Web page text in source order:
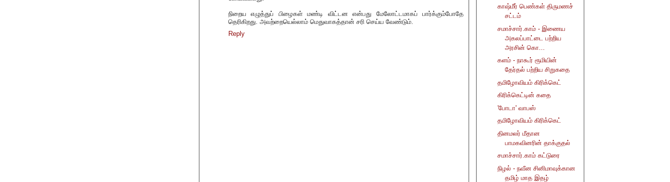
நிறைய எழுத்துப் பிழைகள் மண்டி விட்டன என்பது மேலோட்டமாகப் பார்க்கும்போதே
தெரிகிறது. அவற்றையெல்லாம் மெதுவாகத்தான் சரி செய்ய வேண்டும்.
Reply
காஷ்மீர் பெண்கள் திருமணச்
சட்டம்
சமாச்சார்.காம் - இணைய
அகலப்பாட்டை பற்றிய
அரசின் கொ...
களம் - நாகூர் ரூமியின்
தேர்தல் பற்றிய சிறுகதை
தமிழோவியம் கிரிக்கெட்
கிரிக்கெட்டின் கதை
'போடா' வாபஸ்
தமிழோவியம் கிரிக்கெட்
தினமலர் மீதான
பாமகவினரின் தாக்குதல்
சமாச்சார்.காம் கட்டுரை
நிழல் - நவீன சினிமாவுக்கான
தமிழ் மாத இதழ்